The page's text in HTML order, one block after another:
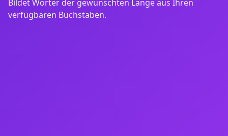
Bildet Wörter der gewünschten Länge aus Ihren
verfügbaren Buchstaben.